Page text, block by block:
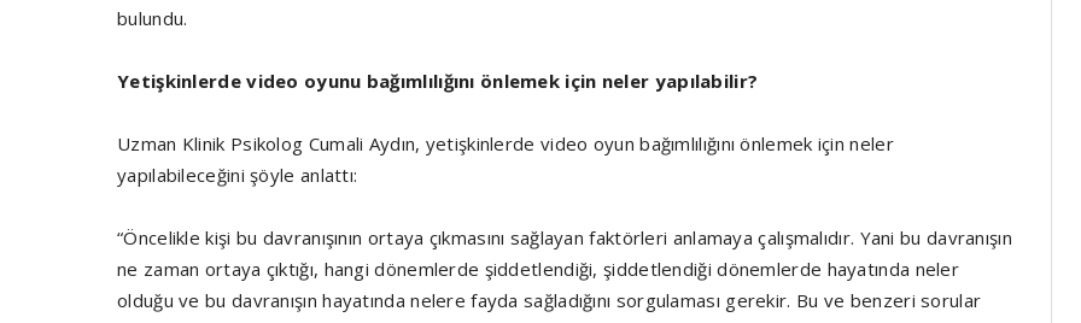
bulundu.
Yetişkinlerde video oyunu bağımlılığını önlemek için neler yapılabilir?
Uzman Klinik Psikolog Cumali Aydın, yetişkinlerde video oyun bağımlılığını önlemek için neler
yapılabileceğini şöyle anlattı:
“Öncelikle kişi bu davranışının ortaya çıkmasını sağlayan faktörleri anlamaya çalışmalıdır. Yani bu davranışın
ne zaman ortaya çıktığı, hangi dönemlerde şiddetlendiği, şiddetlendiği dönemlerde hayatında neler
olduğu ve bu davranışın hayatında nelere fayda sağladığını sorgulaması gerekir. Bu ve benzeri sorular